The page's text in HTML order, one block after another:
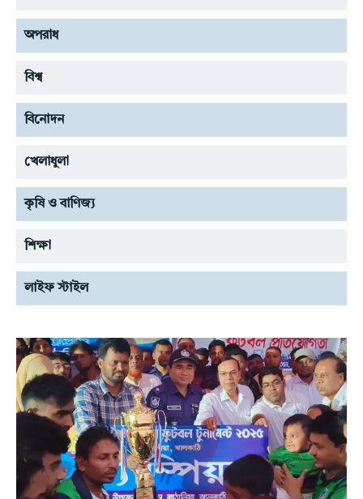
অপরাধ
বিশ্ব
বিনোদন
খেলাধুলা
কৃষি ও বাণিজ্য
শিক্ষা
লাইফ স্টাইল